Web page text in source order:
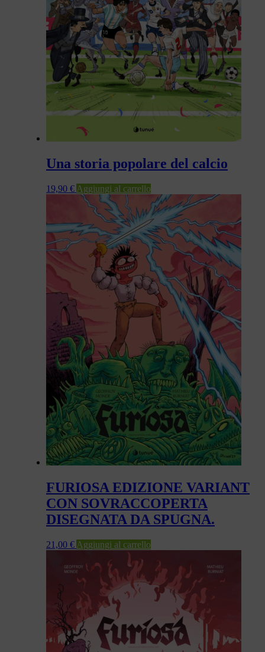
Una storia popolare del calcio
19,90 € Aggiungi al carrello
FURIOSA EDIZIONE VARIANT
CON SOVRACCOPERTA
DISEGNATA DA SPUGNA.
21,00 € Aggiungi al carrello